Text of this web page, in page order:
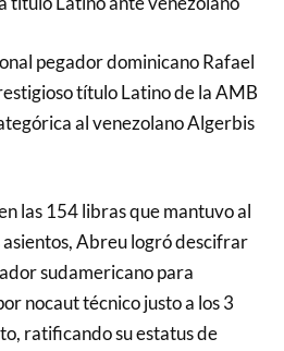
pegador dominicano Rafael
título Latino de la AMB
al venezolano Algerbis
las 154 libras que mantuvo al
asientos, Abreu logró descifrar
sudamericano para
nocaut técnico justo a los 3
ratificando su estatus de